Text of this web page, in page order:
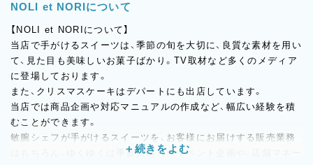
NOLI et NORIについて
【NOLI et NORIについて】
当店で手がけるスイーツは、季節の旬を大切に、良質な素材を用い
て、見た目も美味しいお菓子ばかり。TV取材など多くのメディア
に登場しております。
また、クリスマスケーキはデパートにも出店しています。
当店では商品企画や対応マニュアルの作成など、幅広い経験を積
むことができます。
敏腕シェフが手がけるスイーツを、お客様にお届けする販売業務
はもちろん、ゆくゆくは季節に応じたイベント企画や、店舗マネー